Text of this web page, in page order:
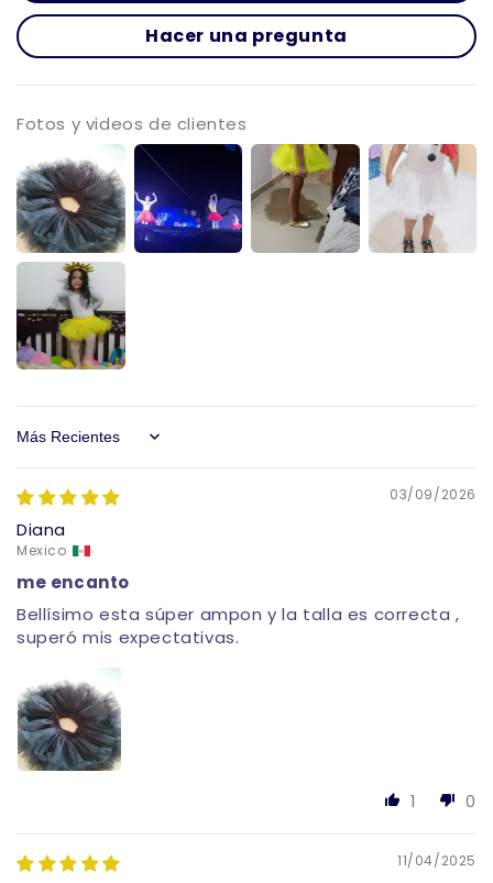
Hacer una pregunta
Fotos y videos de clientes
Sort by
03/09/2026
Diana
Mexico
me encanto
Bellísimo esta súper ampon y la talla es correcta ,
superó mis expectativas.
1 0
11/04/2025